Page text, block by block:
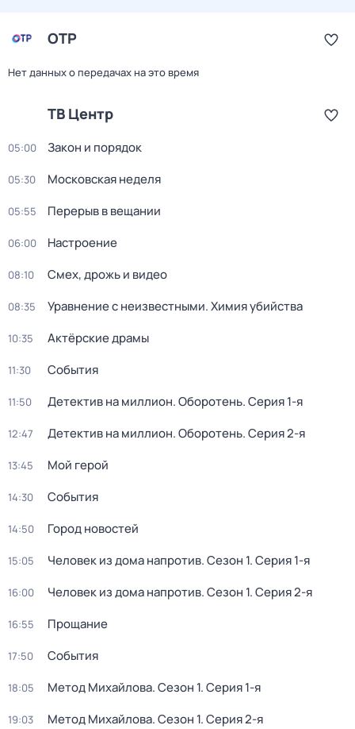
ОТР
Нет данных о передачах на это время
ТВ Центр
05:00 Закон и порядок
05:30 Московская неделя
05:55 Перерыв в вещании
06:00 Настроение
08:10 Смех, дрожь и видео
08:35 Уравнение с неизвестными. Химия убийства
10:35 Актёрские драмы
11:30 События
11:50 Детектив на миллион. Оборотень. Серия 1-я
12:47 Детектив на миллион. Оборотень. Серия 2-я
13:45 Мой герой
14:30 События
14:50 Город новостей
15:05 Человек из дома напротив. Сезон 1. Серия 1-я
16:00 Человек из дома напротив. Сезон 1. Серия 2-я
16:55 Прощание
17:50 События
18:05 Метод Михайлова. Сезон 1. Серия 1-я
19:03 Метод Михайлова. Сезон 1. Серия 2-я